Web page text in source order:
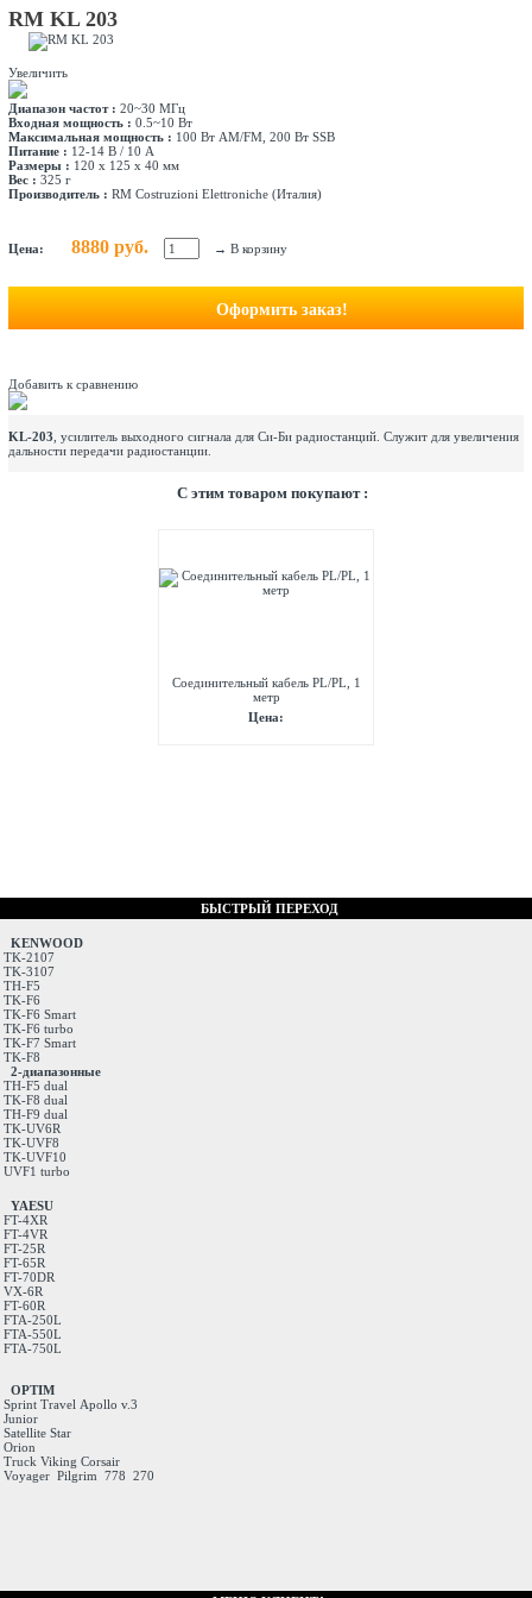
RM KL 203
Увеличить
Диапазон частот : 20~30 МГц
Входная мощность : 0.5~10 Вт
Максимальная мощность : 100 Вт AM/FM, 200 Вт SSB
Питание : 12-14 В / 10 А
Размеры : 120 х 125 х 40 мм
Вес : 325 г
Производитель : RM Costruzioni Elettroniche (Италия)
Цена: 8880 руб. → В корзину
Оформить заказ!
Добавить к сравнению
KL-203 , усилитель выходного сигнала для Си-Би радиостанций. Служит для увеличения
дальности передачи радиостанции.
C этим товаром покупают :
Соединительный кабель PL/PL, 1
метр
Цена:
БЫСТРЫЙ ПЕРЕХОД
KENWOOD
TK-2107
TK-3107
TH-F5
TK-F6
TK-F6 Smart
TK-F6 turbo
TK-F7 Smart
TK-F8
2-диапазонные
TH-F5 dual
TK-F8 dual
TH-F9 dual
TK-UV6R
TK-UVF8
TK-UVF10
UVF1 turbo
YAESU
FT-4XR
FT-4VR
FT-25R
FT-65R
FT-70DR
VX-6R
FT-60R
FTA-250L
FTA-550L
FTA-750L
OPTIM
Sprint Travel Apollo v.3
Junior
Satellite Star
Orion
Truck Viking Corsair
Voyager Pilgrim 778 270